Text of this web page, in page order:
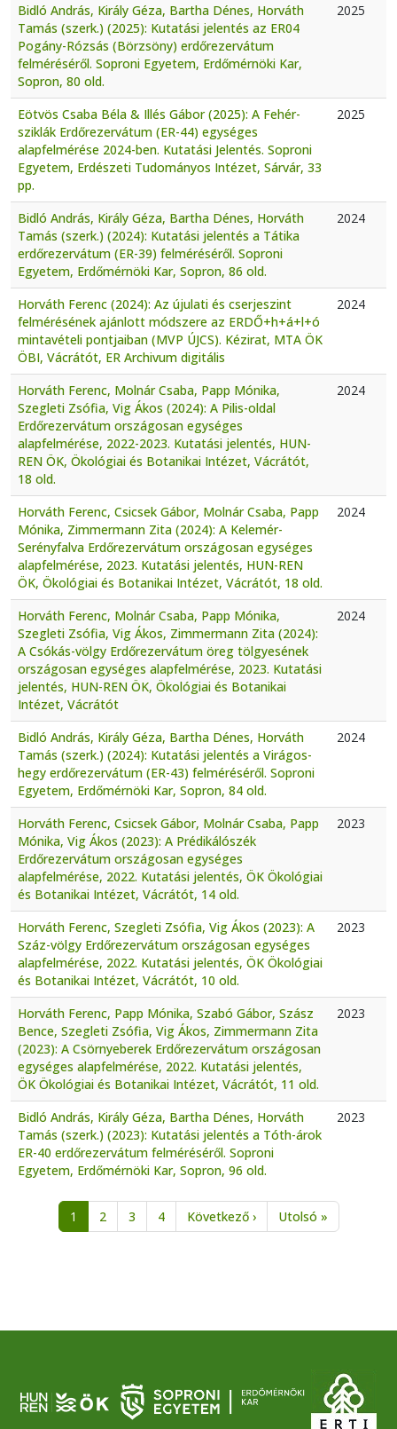
Bidló András, Király Géza, Bartha Dénes, Horváth
Tamás (szerk.) (2025): Kutatási jelentés az ER04
Pogány-Rózsás (Börzsöny) erdőrezervátum
felméréséről. Soproni Egyetem, Erdőmérnöki Kar,
Sopron, 80 old.
2025
Eötvös Csaba Béla & Illés Gábor (2025): A Fehér-
sziklák Erdőrezervátum (ER-44) egységes
alapfelmérése 2024-ben. Kutatási Jelentés. Soproni
Egyetem, Erdészeti Tudományos Intézet, Sárvár, 33
pp.
2025
Bidló András, Király Géza, Bartha Dénes, Horváth
Tamás (szerk.) (2024): Kutatási jelentés a Tátika
erdőrezervátum (ER-39) felméréséről. Soproni
Egyetem, Erdőmérnöki Kar, Sopron, 86 old.
2024
Horváth Ferenc (2024): Az újulati és cserjeszint
felmérésének ajánlott módszere az ERDŐ+h+á+l+ó
mintavételi pontjaiban (MVP ÚJCS). Kézirat, MTA ÖK
ÖBI, Vácrátót, ER Archivum digitális
2024
Horváth Ferenc, Molnár Csaba, Papp Mónika,
Szegleti Zsófia, Vig Ákos (2024): A Pilis-oldal
Erdőrezervátum országosan egységes
alapfelmérése, 2022-2023. Kutatási jelentés, HUN-
REN ÖK, Ökológiai és Botanikai Intézet, Vácrátót,
18 old.
2024
Horváth Ferenc, Csicsek Gábor, Molnár Csaba, Papp
Mónika, Zimmermann Zita (2024): A Kelemér-
Serényfalva Erdőrezervátum országosan egységes
alapfelmérése, 2023. Kutatási jelentés, HUN-REN
ÖK, Ökológiai és Botanikai Intézet, Vácrátót, 18 old.
2024
Horváth Ferenc, Molnár Csaba, Papp Mónika,
Szegleti Zsófia, Vig Ákos, Zimmermann Zita (2024):
A Csókás-völgy Erdőrezervátum öreg tölgyesének
országosan egységes alapfelmérése, 2023. Kutatási
jelentés, HUN-REN ÖK, Ökológiai és Botanikai
Intézet, Vácrátót
2024
Bidló András, Király Géza, Bartha Dénes, Horváth
Tamás (szerk.) (2024): Kutatási jelentés a Virágos-
hegy erdőrezervátum (ER-43) felméréséről. Soproni
Egyetem, Erdőmérnöki Kar, Sopron, 84 old.
2024
Horváth Ferenc, Csicsek Gábor, Molnár Csaba, Papp
Mónika, Vig Ákos (2023): A Prédikálószék
Erdőrezervátum országosan egységes
alapfelmérése, 2022. Kutatási jelentés, ÖK Ökológiai
és Botanikai Intézet, Vácrátót, 14 old.
2023
Horváth Ferenc, Szegleti Zsófia, Vig Ákos (2023): A
Száz-völgy Erdőrezervátum országosan egységes
alapfelmérése, 2022. Kutatási jelentés, ÖK Ökológiai
és Botanikai Intézet, Vácrátót, 10 old.
2023
Horváth Ferenc, Papp Mónika, Szabó Gábor, Szász
Bence, Szegleti Zsófia, Vig Ákos, Zimmermann Zita
(2023): A Csörnyeberek Erdőrezervátum országosan
egységes alapfelmérése, 2022. Kutatási jelentés,
ÖK Ökológiai és Botanikai Intézet, Vácrátót, 11 old.
2023
Bidló András, Király Géza, Bartha Dénes, Horváth
Tamás (szerk.) (2023): Kutatási jelentés a Tóth-árok
ER-40 erdőrezervátum felméréséről. Soproni
Egyetem, Erdőmérnöki Kar, Sopron, 96 old.
2023
Oldalszámozás
1 2 3 4 Következő ›Következő oldal
Utolsó »Utolsó oldal